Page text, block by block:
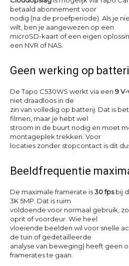
betaald abonnement voor
nodig (na de proefperiode). Als je
wilt, ben je aangewezen op een
microSD-kaart of een eigen
een NVR of NAS.
Geen werking op
De Tapo C530WS werkt via een 9
niet draadloos in de
zin van volledig op batterij. Dat is
filmen, maar je hebt wel
stroom in de buurt nodig en moet
montageplek trekken. Voor
locaties zonder stopcontact is dit
Beeldfrequentie
De maximale framerate is30 fpsbij
3K 5MP. Dat is ruim
voldoende voor normaal gebruik,
oprit of voordeur. Wie heel
vloeiende beelden wil voor snelle
de tuin of gedetailleerde
analyse van beweging) heeft geen
framerates te gaan.